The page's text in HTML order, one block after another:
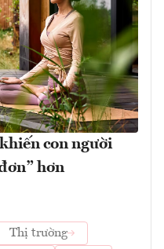
con người
hơn
Thị trường